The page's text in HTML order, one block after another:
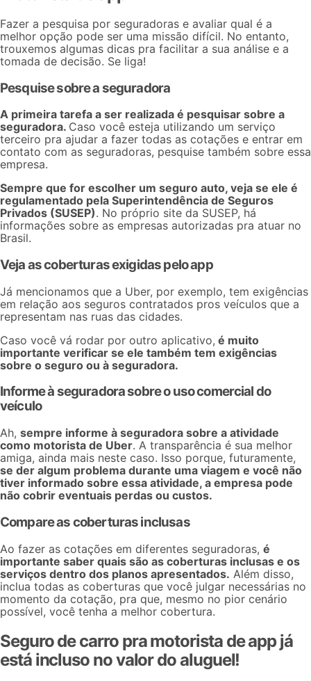
Fazer a pesquisa por seguradoras e avaliar qual é a
melhor opção pode ser uma missão difícil. No entanto,
trouxemos algumas dicas pra facilitar a sua análise e a
tomada de decisão. Se liga!
Pesquise sobre a seguradora
A primeira tarefa a ser realizada é pesquisar sobre a
seguradora. Caso você esteja utilizando um serviço
terceiro pra ajudar a fazer todas as cotações e entrar em
contato com as seguradoras, pesquise também sobre essa
empresa.
Sempre que for escolher um seguro auto, veja se ele é
regulamentado pela Superintendência de Seguros
Privados (SUSEP). No próprio site da SUSEP, há
informações sobre as empresas autorizadas pra atuar no
Brasil.
Veja as coberturas exigidas pelo app
Já mencionamos que a Uber, por exemplo, tem exigências
em relação aos seguros contratados pros veículos que a
representam nas ruas das cidades.
Caso você vá rodar por outro aplicativo, é muito
importante verificar se ele também tem exigências
sobre o seguro ou à seguradora.
Informe à seguradora sobre o uso comercial do
veículo
Ah, sempre informe à seguradora sobre a atividade
como motorista de Uber. A transparência é sua melhor
amiga, ainda mais neste caso. Isso porque, futuramente,
se der algum problema durante uma viagem e você não
tiver informado sobre essa atividade, a empresa pode
não cobrir eventuais perdas ou custos.
Compare as coberturas inclusas
Ao fazer as cotações em diferentes seguradoras, é
importante saber quais são as coberturas inclusas e os
serviços dentro dos planos apresentados. Além disso,
inclua todas as coberturas que você julgar necessárias no
momento da cotação, pra que, mesmo no pior cenário
possível, você tenha a melhor cobertura.
Seguro de carro pra motorista de app já
está incluso no valor do aluguel!